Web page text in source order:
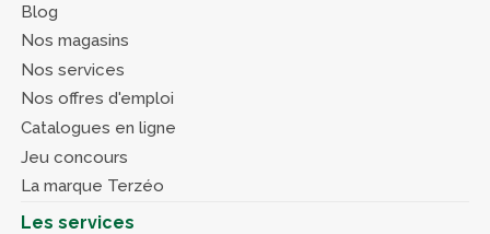
Blog
Nos magasins
Nos services
Nos offres d'emploi
Catalogues en ligne
Jeu concours
La marque Terzéo
Les services